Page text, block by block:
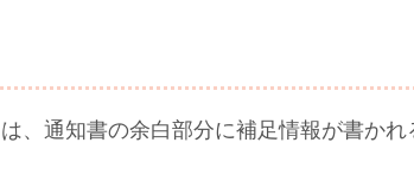
、通知書の余白部分に補足情報が書かれ